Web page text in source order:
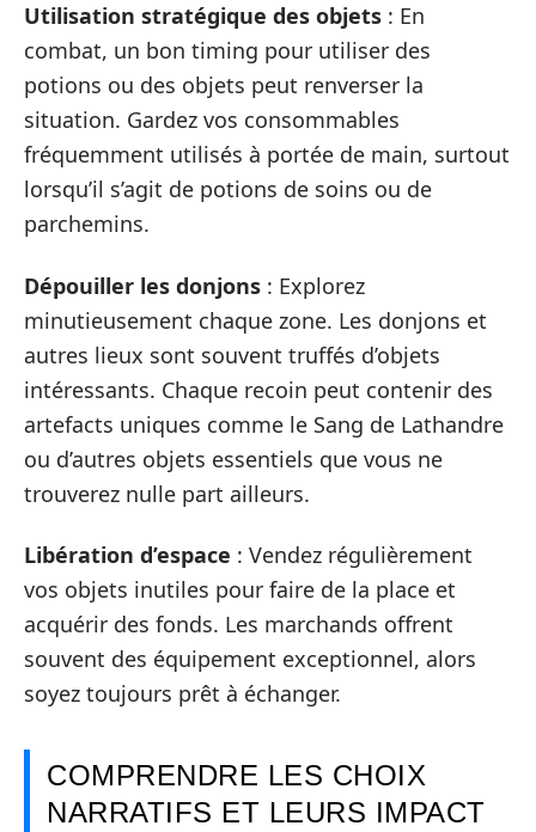
Utilisation stratégique des objets : En
combat, un bon timing pour utiliser des
potions ou des objets peut renverser la
situation. Gardez vos consommables
fréquemment utilisés à portée de main, surtout
lorsqu’il s’agit de potions de soins ou de
parchemins.
Dépouiller les donjons : Explorez
minutieusement chaque zone. Les donjons et
autres lieux sont souvent truffés d’objets
intéressants. Chaque recoin peut contenir des
artefacts uniques comme le Sang de Lathandre
ou d’autres objets essentiels que vous ne
trouverez nulle part ailleurs.
Libération d’espace : Vendez régulièrement
vos objets inutiles pour faire de la place et
acquérir des fonds. Les marchands offrent
souvent des équipement exceptionnel, alors
soyez toujours prêt à échanger.
COMPRENDRE LES CHOIX
NARRATIFS ET LEURS IMPACT